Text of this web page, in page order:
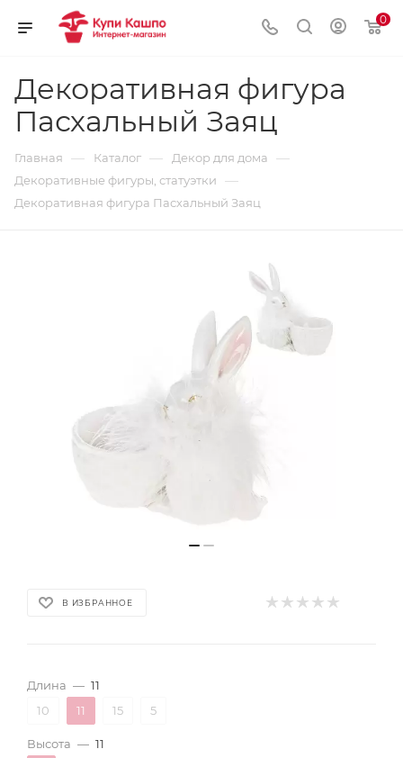
0
Декоративная фигура
Пасхальный Заяц
Главная — Каталог — Декор для дома —
Декоративные фигуры, статуэтки —
Декоративная фигура Пасхальный Заяц
В ИЗБРАННОЕ
Длина — 11
10
11 15 5
Высота — 11